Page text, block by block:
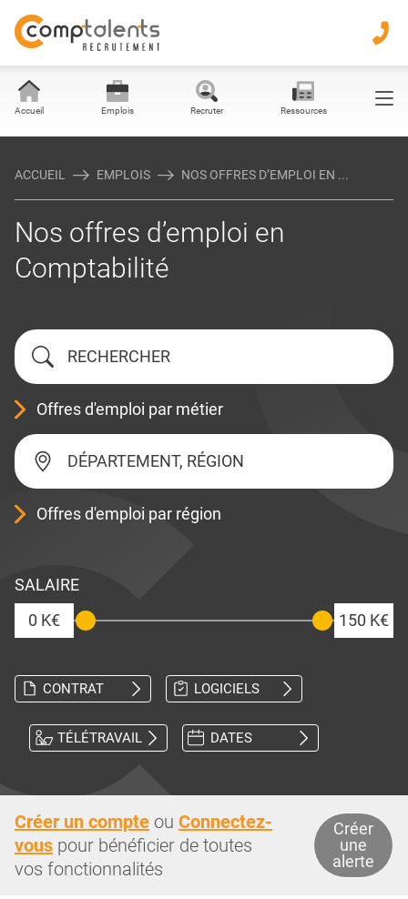
Accueil Emplois Recruter Ressources
ACCUEIL EMPLOIS NOS OFFRES D’EMPLOI EN ...
Nos offres d’emploi en
Comptabilité
Offres d'emploi par métier
DÉPARTEMENT, RÉGION
Offres d'emploi par région
SALAIRE
0 K€
150 K€
CONTRAT LOGICIELS
TÉLÉTRAVAIL DATES
Créer un compte ou Connectez-
vous pour bénéficier de toutes
vos fonctionnalités
Créer
une
alerte